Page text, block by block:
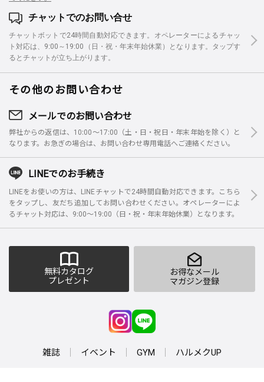
チャットでのお問い合せ
チャットボットで24時間自動対応できます。オペレーターによるチャッ
ト対応は、9:00～19:00（日・祝・年末年始休業）となります。タップす
るとチャットが立ち上がります。
その他のお問い合わせ
メールでのお問い合わせ
弊社からの返信は、10:00～17:00（土・日・祝日・年末年始を除く）と
なります。お急ぎの場合は、お問い合わせ専用電話へご連絡ください。
LINEでのお手続き
LINEをお使いの方は、LINEチャットで24時間自動対応できます。こちら
をタップし、友だち追加してお問い合わせください。オペレーターによ
るチャット対応は、9:00～19:00（日・祝・年末年始休業）となります。
無料カタログ
プレゼント
お得なメール
マガジン登録
雑誌 イベント GYM ハルメクUP